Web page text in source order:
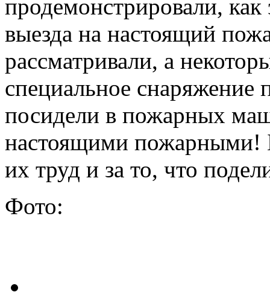
продемонстрировали,
выезда на настоящий
рассматривали, а
специальное снаряжение
посидели в пожарных
настоящими пожарными!
их труд и за то, что
Фото: